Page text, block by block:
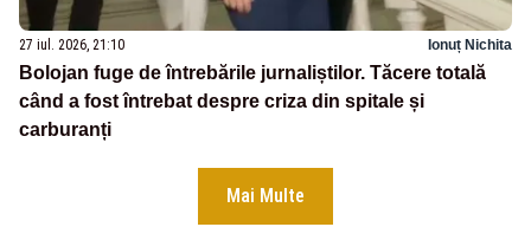
27 iul. 2026, 21:10 Ionuț Nichita
Bolojan fuge de întrebările jurnaliștilor. Tăcere totală
când a fost întrebat despre criza din spitale și
carburanți
Mai Multe